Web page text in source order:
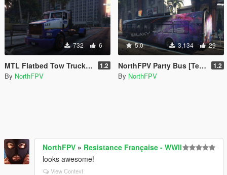
732 6
MTL Flatbed Tow Truck | MECA Swedish Paintjob 1.2
By NorthFPV
5.0 3,134 29
NorthFPV Party Bus [Template, Unlocked] 1.2
By NorthFPV
NorthFPV » Resistance Française - WWII
looks awesome!
View Context